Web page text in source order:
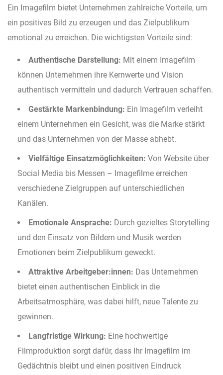
Ein Imagefilm bietet Unternehmen zahlreiche Vorteile, um
ein positives Bild zu erzeugen und das Zielpublikum
emotional zu erreichen. Die wichtigsten Vorteile sind:
Authentische Darstellung: Mit einem Imagefilm
können Unternehmen ihre Kernwerte und Vision
authentisch vermitteln und dadurch Vertrauen schaffen.
Gestärkte Markenbindung: Ein Imagefilm verleiht
einem Unternehmen ein Gesicht, was die Marke stärkt
und das Unternehmen von der Masse abhebt.
Vielfältige Einsatzmöglichkeiten: Von Website über
Social Media bis Messen – Imagefilme erreichen
verschiedene Zielgruppen auf unterschiedlichen
Kanälen.
Emotionale Ansprache: Durch gezieltes Storytelling
und den Einsatz von Bildern und Musik werden
Emotionen beim Zielpublikum geweckt.
Attraktive Arbeitgeber:innen: Das Unternehmen
bietet einen authentischen Einblick in die
Arbeitsatmosphäre, was dabei hilft, neue Talente zu
gewinnen.
Langfristige Wirkung: Eine hochwertige
Filmproduktion sorgt dafür, dass Ihr Imagefilm im
Gedächtnis bleibt und einen positiven Eindruck